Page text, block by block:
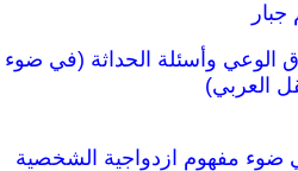
الوعي وأسئلة الحداثة (في ضوء
العربي)
ضوء مفهوم ازدواجية الشخصية